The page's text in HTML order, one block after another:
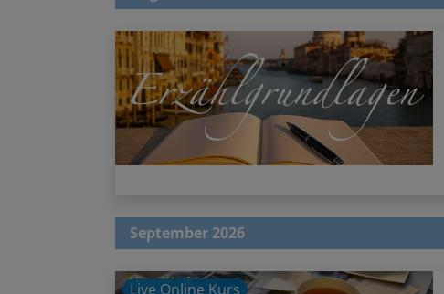
September 2026
Live Online Kurs